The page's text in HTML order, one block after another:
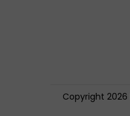
Copyright 2026